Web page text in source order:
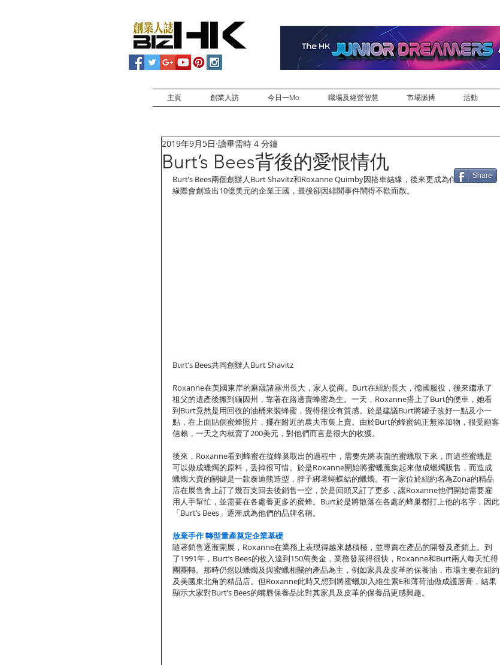
主頁 創業人訪 今日一Mo 職場及經營智慧 市場脈搏 活動
Burt’s Bees背後的愛恨情仇
2019年9月5日 讀畢需時 4 分鐘
Burt’s Bees兩個創辦人Burt Shavitz和Roxanne Quimby因搭車結緣，後來更成為伴侶，兩日因
緣際會創造出10億美元的企業王國，最後卻因緋聞事件鬧得不歡而散。
Burt’s Bees共同創辦人Burt Shavitz
Roxanne在美國東岸的麻薩諸塞州長大，家人從商。Burt在紐約長大，德國服役，後來繼承了
祖父的遺產後搬到緬因州，靠著在路邊賣蜂蜜為生。一天，Roxanne搭上了Burt的便車，她看
到Burt竟然是用回收的油桶來裝蜂蜜，覺得很没有質感。於是建議Burt將罐子改好一點及小一
點，在上面貼個蜜蜂照片，擺在附近的農夫市集上賣。由於Burt的蜂蜜純正無添加物，很受顧客
信賴，一天之內就賣了200美元，對他們而言是很大的收獲。
後來，Roxanne看到蜂蜜在從蜂巢取出的過程中，需要先將表面的蜜蠟取下來，而這些蜜蠟是
可以做成蠟燭的原料，丢掉很可惜。於是Roxanne開始將蜜蠟蒐集起來做成蠟燭販售，而造成
蠟燭大賣的關鍵是一款泰迪熊造型，脖子綁著蝴蝶結的蠟燭。有一家位於紐約名為Zona的精品
店在展售會上訂了幾百支回去後銷售一空，於是回頭又訂了更多，讓Roxanne他們開始需要雇
用人手幫忙，並需要在各處養更多的蜜蜂。Burt於是將散落在各處的蜂巢都打上他的名字，因此
「Burt’s Bees」逐漸成為他們的品牌名稱。
放棄手作 轉型量產奠定企業基礎
隨著銷售逐漸開展，Roxanne在業務上表現得越來越積極，並專責在產品的開發及產銷上。到
了1991年，Burt’s Bees的收入達到150萬美金，業務發展得很快，Roxanne和Burt兩人每天忙得
團團轉。那時仍然以蠟燭及與蜜蠟相關的產品為主，例如家具及皮革的保養油，市場主要在紐約
及美國東北角的精品店。但Roxanne此時又想到將蜜蠟加入維生素E和薄荷油做成護唇膏，結果
顯示大家對Burt’s Bees的嘴唇保養品比對其家具及皮革的保養品更感興趣。
Share